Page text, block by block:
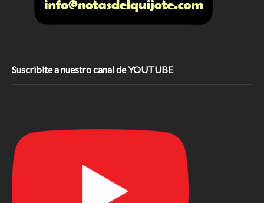
Suscribite a nuestro canal de YOUTUBE